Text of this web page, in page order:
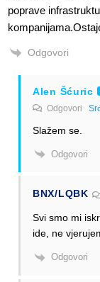
poprave
Odgovori
Alen Šćuric
Odgovori
Slažem se.
Odgovori
BNX/LQBK
Svi smo mi
ide, ne
Odgovori